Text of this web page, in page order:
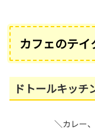
カフェのテイ
ドトールキッ
＼カレー